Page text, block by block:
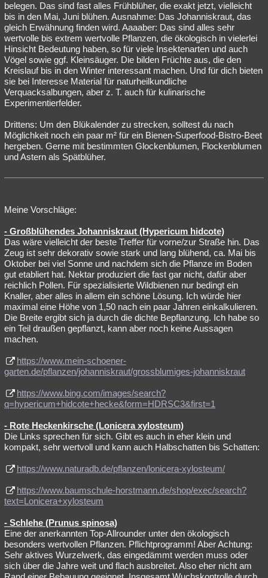
belegen. Das sind fast alles Frühblüher, die exakt jetzt, vielleicht
bis in den Mai, Juni blühen. Ausnahme: Das Johanniskraut, das
gleich Erwähnung finden wird. Aaaaber: Das sind alles sehr
wertvolle bis extrem wertvolle Pflanzen, die ökologisch in vielerlei
Hinsicht Bedeutung haben, so für viele Insektenarten und auch
Vögel sowie ggf. Kleinsäuger. Die bilden Früchte aus, die den
Kreislauf bis in den Winter interessant machen. Und für dich bieten
sie bei Interesse Material für naturheilkundliche
Verquacksalbungen, aber z. T. auch für kulinarische
Experimentierfelder.
Drittens: Um den Blükalender zu strecken, solltest du nach
Möglichkeit noch ein paar m² für ein Bienen-Superfood-Bistro-Beet
hergeben. Gerne mit bestimmten Glockenblumen, Flockenblumen
und Astern als Spätblüher.
Meine Vorschläge:
- Großblühendes Johanniskraut (Hypericum hidcote)
Das wäre vielleicht der beste Treffer für vorne/zur Straße hin. Das
Zeug ist sehr dekorativ sowie stark und lang blühend, ca. Mai bis
Oktober bei viel Sonne und nachdem sich die Pflanze im Boden
gut etabliert hat. Nektar produziert die fast gar nicht, dafür aber
reichlich Pollen. Für spezialisierte Wildbienen nur bedingt ein
Knaller, aber alles in allem ein schöne Lösung. Ich würde hier
maximal eine Höhe von 1,50 nach ein paar Jahren einkalkulieren.
Die Breite ergibt sich ja durch die dichte Bepflanzung. Ich habe so
ein Teil draußen gepflanzt, kann aber noch keine Aussagen
machen.
https://www.mein-schoener-
garten.de/pflanzen/johanniskraut/grossblumiges-johanniskraut
https://www.bing.com/images/search?
q=hypericum+hidcote+hecke&form=HDRSC3&first=1
- Rote Heckenkirsche (Lonicera xylosteum)
Die Links sprechen für sich. Gibt es auch in eher klein und
kompakt, sehr wertvoll und kann auch Halbschatten bis Schatten:
https://www.naturadb.de/pflanzen/lonicera-xylosteum/
https://www.baumschule-horstmann.de/shop/exec/search?
text=Lonicera+xylosteum
- Schlehe (Prunus spinosa)
Eine der anerkannten Top-Allrounder unter den ökologisch
besonders wertvollen Pflanzen. Pflichtprogramm! Aber Achtung:
Sehr aktives Wurzelwerk, das eingedämmt werden muss oder
sich über die Jahre weit und flach ausbreitet. Also eher nicht am